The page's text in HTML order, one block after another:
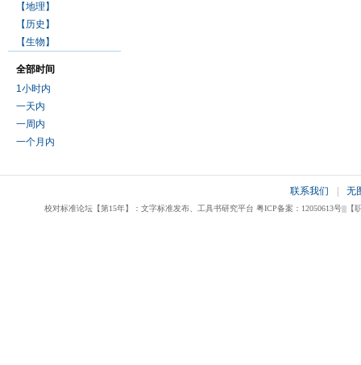
【地理】
【历史】
【生物】
全部时间
1小时内
一天内
一周内
一个月内
联系我们 无
校对标准论坛【第15年】：文字标准发布、工具书研究平台 粤ICP备案：12050613号|||【